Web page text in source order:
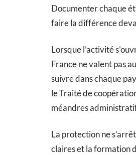
Documenter chaque
faire la différence
Lorsque l’activité
France ne valent pas
suivre dans chaque
le Traité de
méandres
La protection ne
claires et la formation